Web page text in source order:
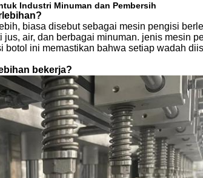
Industri Minuman dan Pembersih
biasa disebut sebagai mesin pengisi
air, dan berbagai minuman. jenis mesin
botol ini memastikan bahwa setiap wadah
bekerja?